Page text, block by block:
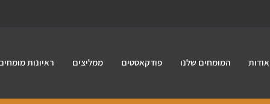
אודות המומחים שלנו פודקאסטים ממליצים ראיונות